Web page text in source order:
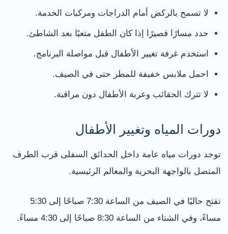
لا تسمح بالركض أمام الدراجات ومركبات الخدمة.
حدد مسارًا قصيرًا إذا كان الطفل متعبًا بعد الشاطئ.
استخدم غرفة تغيير الأطفال قبل مواصلة البرنامج.
احمل ملابس خفيفة للمطر حتى في الصيف.
لا تترك الحقائب وعربة الأطفال دون مراقبة.
دورات المياه وتغيير الأطفال
توجد دورات مياه عامة داخل الحدائق السفلى قرب الطرف
المتصل بالواجهة البحرية والمعالم الرئيسية.
تفتح حاليًا في الصيف من الساعة 7:30 صباحًا إلى 5:30
مساءً، وفي الشتاء من الساعة 8:30 صباحًا إلى 4:30 مساءً.